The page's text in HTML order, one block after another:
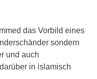
das Vorbild eines
sondern
und auch
in islamisch